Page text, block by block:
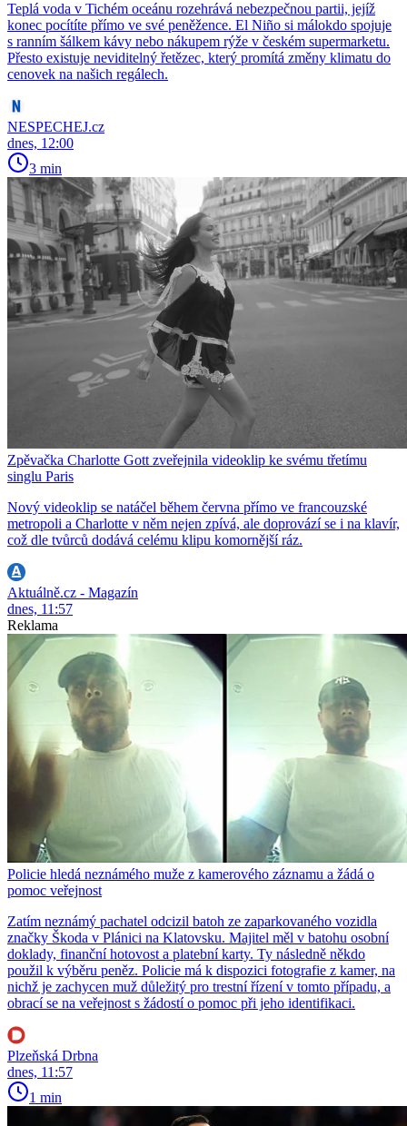
Teplá voda v Tichém oceánu rozehrává nebezpečnou partii, jejíž
konec pocítíte přímo ve své peněžence. El Niño si málokdo spojuje
s ranním šálkem kávy nebo nákupem rýže v českém supermarketu.
Přesto existuje neviditelný řetězec, který promítá změny klimatu do
cenovek na našich regálech.
NESPECHEJ.cz
dnes, 12:00
3 min
Zpěvačka Charlotte Gott zveřejnila videoklip ke svému třetímu
singlu Paris
Nový videoklip se natáčel během června přímo ve francouzské
metropoli a Charlotte v něm nejen zpívá, ale doprovází se i na klavír,
což dle tvůrců dodává celému klipu komornější ráz.
Aktuálně.cz - Magazín
dnes, 11:57
Reklama
Policie hledá neznámého muže z kamerového záznamu a žádá o
pomoc veřejnost
Zatím neznámý pachatel odcizil batoh ze zaparkovaného vozidla
značky Škoda v Plánici na Klatovsku. Majitel měl v batohu osobní
doklady, finanční hotovost a platební karty. Ty následně někdo
použil k výběru peněz. Policie má k dispozici fotografie z kamer, na
nichž je zachycen muž důležitý pro trestní řízení v tomto případu, a
obrací se na veřejnost s žádostí o pomoc při jeho identifikaci.
Plzeňská Drbna
dnes, 11:57
1 min